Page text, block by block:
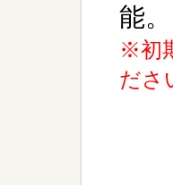
能。
※初
ださ